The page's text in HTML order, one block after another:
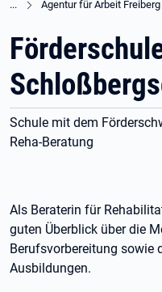
Agentur für Arbeit Freiberg
Schule mit dem
Reha-Beratung
Als Beraterin für
guten Überblick über die
Berufsvorbereitung sowie
Ausbildungen.